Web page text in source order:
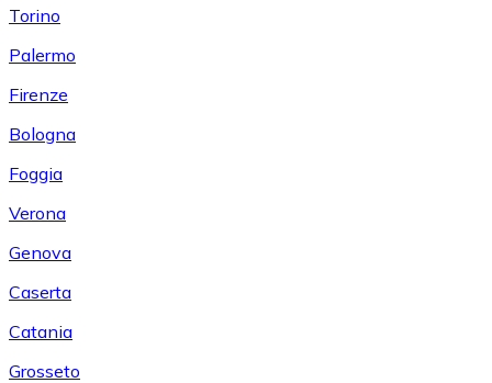
Torino
Palermo
Firenze
Bologna
Foggia
Verona
Genova
Caserta
Catania
Grosseto